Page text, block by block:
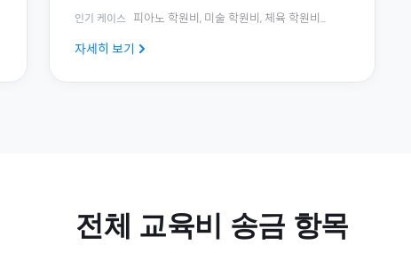
인기 케이스 피아노 학원비, 미술 학원비, 체육 학원비 ...
자세히 보기
전체 교육비 송금 항목